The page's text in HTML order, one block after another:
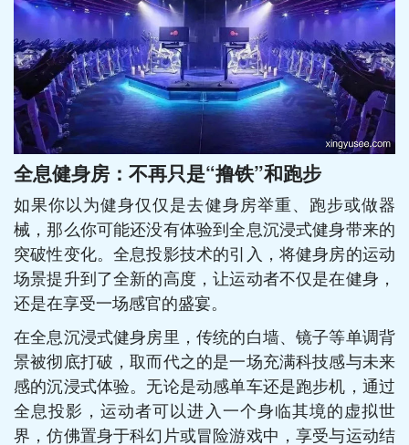
全息健身房：不再只是“撸铁”和跑步
如果你以为健身仅仅是去健身房举重、跑步或做器
械，那么你可能还没有体验到全息沉浸式健身带来的
突破性变化。全息投影技术的引入，将健身房的运动
场景提升到了全新的高度，让运动者不仅是在健身，
还是在享受一场感官的盛宴。
在全息沉浸式健身房里，传统的白墙、镜子等单调背
景被彻底打破，取而代之的是一场充满科技感与未来
感的沉浸式体验。无论是动感单车还是跑步机，通过
全息投影，运动者可以进入一个身临其境的虚拟世
界，仿佛置身于科幻片或冒险游戏中，享受与运动结